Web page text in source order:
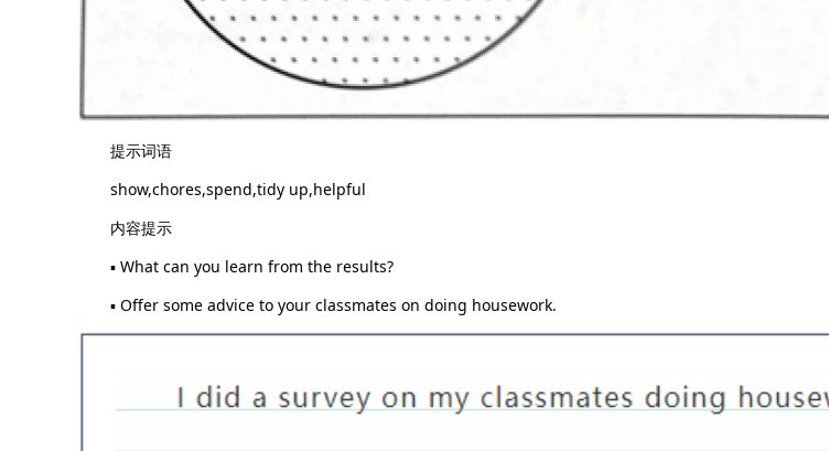
提示词语
show,chores,spend,tidy up,helpful
内容提示
▪ What can you learn from the results?
▪ Offer some advice to your classmates on doing housework.